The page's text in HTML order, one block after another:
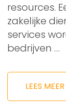
resources.
zakelijke
services
bedrijven …
LEES MEER